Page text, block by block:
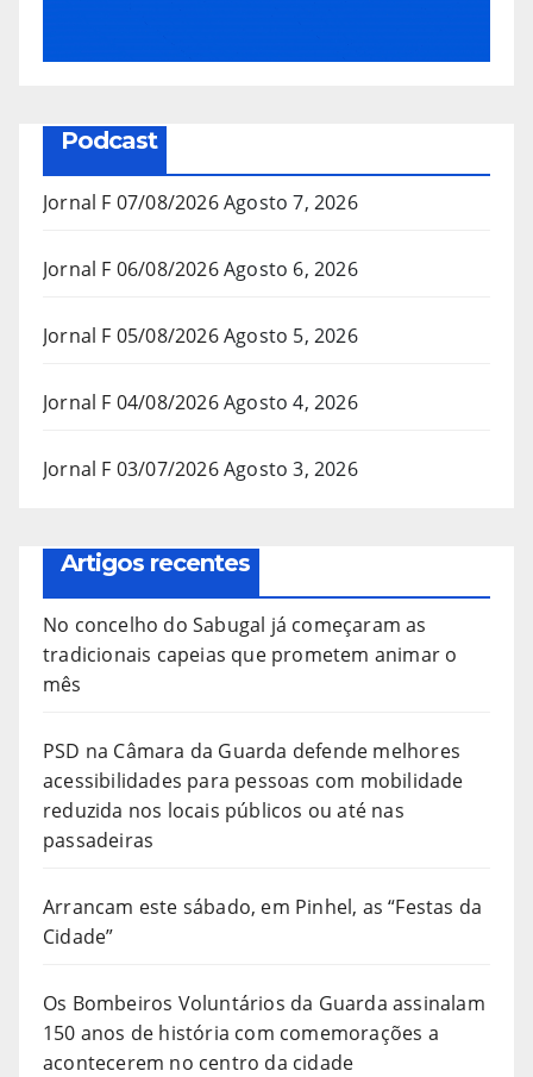
Podcast
Jornal F 07/08/2026Agosto 7, 2026
Jornal F 06/08/2026Agosto 6, 2026
Jornal F 05/08/2026Agosto 5, 2026
Jornal F 04/08/2026Agosto 4, 2026
Jornal F 03/07/2026Agosto 3, 2026
Artigos recentes
No concelho do Sabugal já começaram as
tradicionais capeias que prometem animar o
mês
PSD na Câmara da Guarda defende melhores
acessibilidades para pessoas com mobilidade
reduzida nos locais públicos ou até nas
passadeiras
Arrancam este sábado, em Pinhel, as “Festas da
Cidade”
Os Bombeiros Voluntários da Guarda assinalam
150 anos de história com comemorações a
acontecerem no centro da cidade